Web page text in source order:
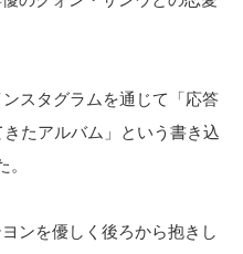
スタグラムを通じて「応答
たアルバム」という書き込
ンを優しく後ろから抱きし